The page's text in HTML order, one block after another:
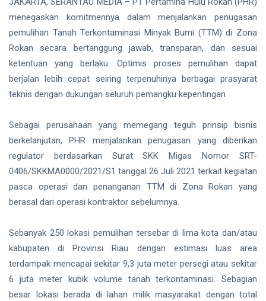
Berkedok Juru
Pungut
Retribusi
Sampah
167 RTLH di
Natuna
Direhabilitasi
dengan
Kementerian
PKP
07 Aug,
2026
views
Migas,
Polda Riau
Perkuat
Sinergi
Lindungi
Aset
Negara
demi
Menjaga
Nasional
2026
views
Siak Sri Indrapura
Prabowo Subianto
Pekanbaru
Pilkada 2024
Donald Trump
menegaskan komitmennya dalam menjalankan penugasan
pemulihan Tanah Terkontaminasi Minyak Bumi (TTM) di Zona
Rokan secara bertanggung jawab, transparan, dan sesuai
ketentuan yang berlaku. Optimis proses pemulihan dapat
berjalan lebih cepat seiring terpenuhinya berbagai prasyarat
teknis dengan dukungan seluruh pemangku kepentingan
Sebagai perusahaan yang memegang teguh prinsip bisnis
berkelanjutan, PHR menjalankan penugasan yang diberikan
regulator berdasarkan Surat SKK Migas Nomor SRT-
0406/SKKMA0000/2021/S1 tanggal 26 Juli 2021 terkait kegiatan
pasca operasi dan penanganan TTM di Zona Rokan yang
berasal dari operasi kontraktor sebelumnya.
Sebanyak 250 lokasi pemulihan tersebar di lima kota dan/atau
kabupaten di Provinsi Riau dengan estimasi luas area
terdampak mencapai sekitar 9,3 juta meter persegi atau sekitar
6 juta meter kubik volume tanah terkontaminasi. Sebagian
besar lokasi berada di lahan milik masyarakat dengan total